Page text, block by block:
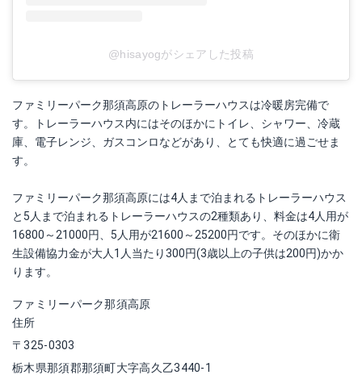
@hisayogがシェアした投稿
ファミリーパーク那須高原のトレーラーハウスは冷暖房完備で
す。トレーラーハウス内にはそのほかにトイレ、シャワー、冷蔵
庫、電子レンジ、ガスコンロなどがあり、とても快適に過ごせま
す。
ファミリーパーク那須高原には4人まで泊まれるトレーラーハウス
と5人まで泊まれるトレーラーハウスの2種類あり、料金は4人用が
16800～21000円、5人用が21600～25200円です。そのほかに衛
生設備協力金が大人1人当たり300円(3歳以上の子供は200円)かか
ります。
ファミリーパーク那須高原
住所
〒325-0303
栃木県那須郡那須町大字高久乙3440-1